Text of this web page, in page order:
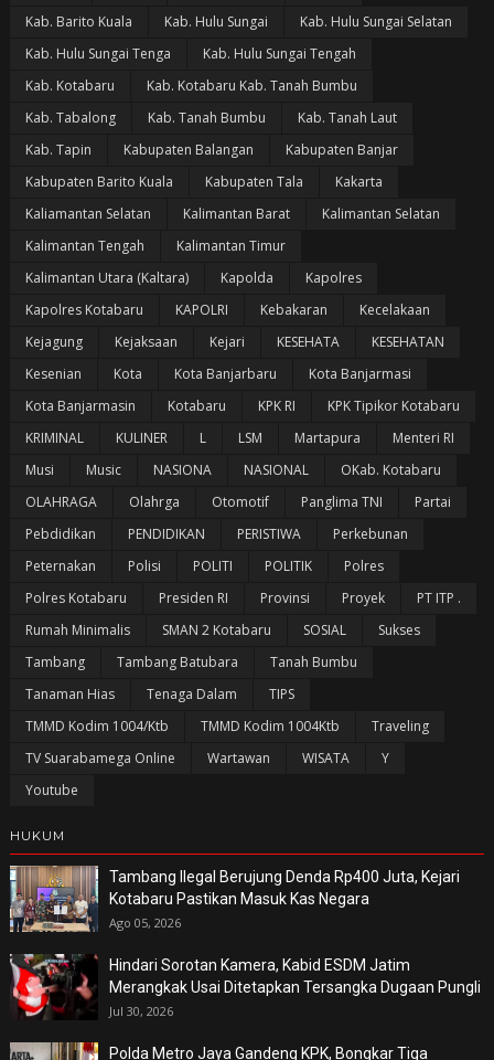
Kab. Barito Kuala
Kab. Hulu Sungai
Kab. Hulu Sungai Selatan
Kab. Hulu Sungai Tenga
Kab. Hulu Sungai Tengah
Kab. Kotabaru
Kab. Kotabaru Kab. Tanah Bumbu
Kab. Tabalong
Kab. Tanah Bumbu
Kab. Tanah Laut
Kab. Tapin
Kabupaten Balangan
Kabupaten Banjar
Kabupaten Barito Kuala
Kabupaten Tala
Kakarta
Kaliamantan Selatan
Kalimantan Barat
Kalimantan Selatan
Kalimantan Tengah
Kalimantan Timur
Kalimantan Utara (Kaltara)
Kapolda
Kapolres
Kapolres Kotabaru
KAPOLRI Kebakaran
Kecelakaan
Kejagung
Kejaksaan Kejari KESEHATA
KESEHATAN
Kesenian
Kota Kota Banjarbaru
Kota Banjarmasi
Kota Banjarmasin
Kotabaru KPK RI
KPK Tipikor Kotabaru
KRIMINAL
KULINER L LSM Martapura
Menteri RI
Musi
Music NASIONA NASIONAL
OKab. Kotabaru
OLAHRAGA
Olahrga Otomotif Panglima TNI
Partai
Pebdidikan
PENDIDIKAN PERISTIWA
Perkebunan
Peternakan
Polisi POLITI POLITIK
Polres
Polres Kotabaru
Presiden RI Provinsi Proyek
PT ITP .
Rumah Minimalis
SMAN 2 Kotabaru SOSIAL
Sukses
Tambang
Tambang Batubara
Tanah Bumbu
Tanaman Hias
Tenaga Dalam
TIPS
TMMD Kodim 1004/Ktb
TMMD Kodim 1004Ktb
Traveling
TV Suarabamega Online
Wartawan WISATA
Y
Youtube
HUKUM
Tambang Ilegal Berujung Denda Rp400 Juta, Kejari
Kotabaru Pastikan Masuk Kas Negara
Ago 05, 2026
Hindari Sorotan Kamera, Kabid ESDM Jatim
Merangkak Usai Ditetapkan Tersangka Dugaan Pungli
Jul 30, 2026
Polda Metro Jaya Gandeng KPK, Bongkar Tiga